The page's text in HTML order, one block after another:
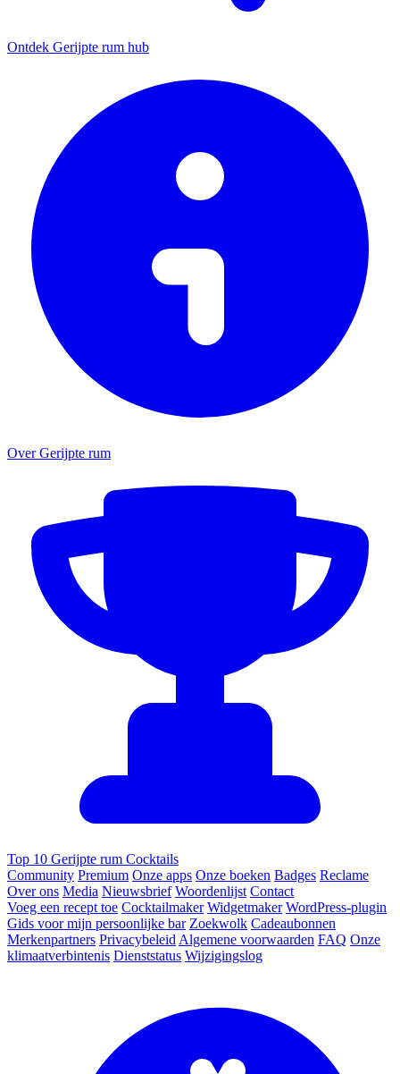
Ontdek Gerijpte rum hub
Over Gerijpte rum
Top 10 Gerijpte rum Cocktails
Community Premium Onze apps Onze boeken Badges Reclame
Over ons Media Nieuwsbrief Woordenlijst Contact
Voeg een recept toe Cocktailmaker Widgetmaker WordPress-plugin
Gids voor mijn persoonlijke bar Zoekwolk Cadeaubonnen
Merkenpartners Privacybeleid Algemene voorwaarden FAQ Onze
klimaatverbintenis Dienststatus Wijzigingslog